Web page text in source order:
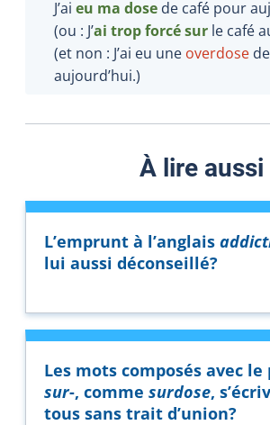
J’ai eu ma dose de café pour
(ou : J’ai trop forcé sur le café
(et non : J’ai eu une overdose
aujourd’hui.)
À lire aussi
L’emprunt à l’anglais
lui aussi déconseillé?
Les mots composés avec le
sur-, comme surdose,
tous sans trait d’union?